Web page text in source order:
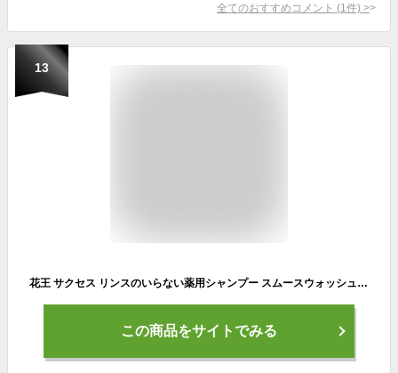
全てのおすすめコメント (1 件) >
13
花王 サクセス リンスのいらない薬用シャンプー スムースウォッシュ 本体 (400mL) 男性用 メンズシャンプー 【医薬部外品】
この商品をサイトでみる